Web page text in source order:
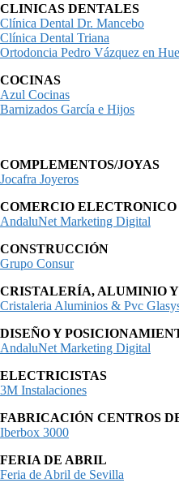
CLINICAS DENTALES
Clínica Dental Dr. Mancebo
Clínica Dental Triana
Ortodoncia Pedro Vázquez en
COCINAS
Azul Cocinas
Barnizados García e Hijos
COMPLEMENTOS/JOYAS
Jocafra Joyeros
COMERCIO ELECTRONICO
AndaluNet Marketing Digital
CONSTRUCCIÓN
Grupo Consur
CRISTALERÍA, ALUMINIO Y
Cristaleria Aluminios & Pvc
DISEÑO Y
AndaluNet Marketing Digital
ELECTRICISTAS
3M Instalaciones
FABRICACIÓN CENTROS
Iberbox 3000
FERIA DE ABRIL
Feria de Abril de Sevilla